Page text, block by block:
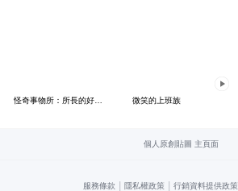
微笑的上班族
個人原創貼圖 主頁面
服務條款 | 隱私權政策 | 行銷資料提供政策